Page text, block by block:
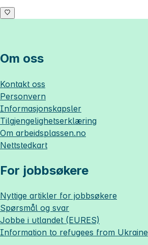
Om oss
Kontakt oss
Personvern
Informasjonskapsler
Tilgjengelighetserklæring
Om arbeidsplassen.no
Nettstedkart
For jobbsøkere
Nyttige artikler for jobbsøkere
Spørsmål og svar
Jobbe i utlandet (EURES)
Information to refugees from Ukraine